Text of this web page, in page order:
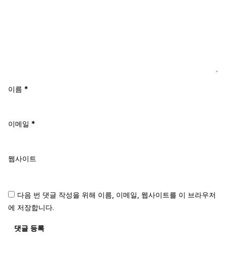
이름 *
이메일 *
웹사이트
다음 번 댓글 작성을 위해 이름, 이메일, 웹사이트를 이 브라우저
에 저장합니다.
댓글 등록